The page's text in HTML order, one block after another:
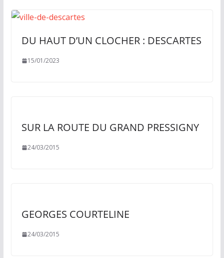
e
s
DU HAUT D’UN CLOCHER : DESCARTES
15/01/2023
SUR LA ROUTE DU GRAND PRESSIGNY
24/03/2015
GEORGES COURTELINE
24/03/2015